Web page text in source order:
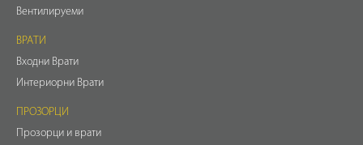
Вентилируеми
ВРАТИ
Входни Врати
Интериорни Врати
ПРОЗОРЦИ
Прозорци и врати